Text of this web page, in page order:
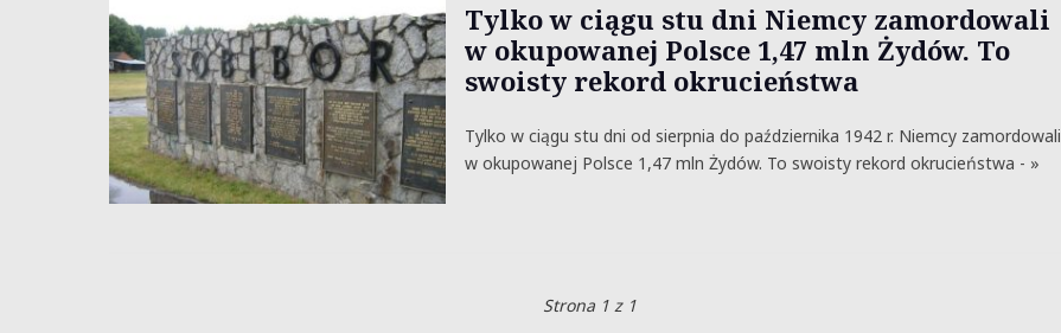
Tylko w ciągu stu dni Niemcy zamordowali
w okupowanej Polsce 1,47 mln Żydów. To
swoisty rekord okrucieństwa
Tylko w ciągu stu dni od sierpnia do października 1942 r. Niemcy zamordowali
w okupowanej Polsce 1,47 mln Żydów. To swoisty rekord okrucieństwa - »
Strona 1 z 1